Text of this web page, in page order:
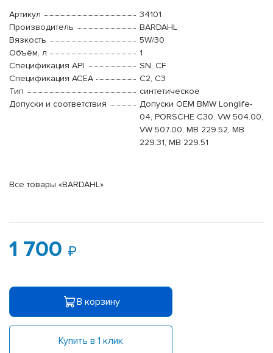
Артикул
34101
Производитель
BARDAHL
Вязкость
5W/30
Объём, л
1
Спецификация API
SN, CF
Спецификация ACEA
C2, C3
Тип
синтетическое
Допуски и соответствия
Допуски OEM BMW Longlife-
04, PORSCHE C30, VW 504.00,
VW 507.00, MB 229.52, MB
229.31, MB 229.51
Все товары «BARDAHL»
1 700
В корзину
Купить в 1 клик